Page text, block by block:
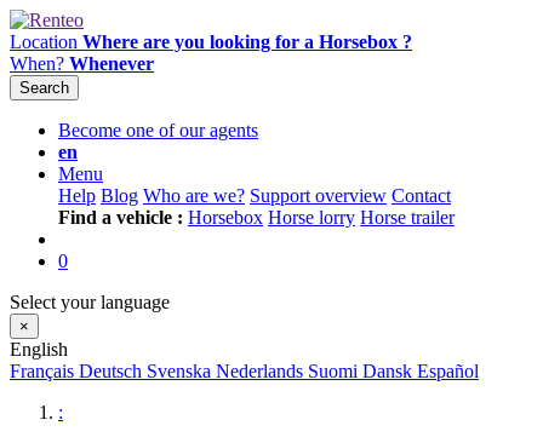
Location Where are you looking for a Horsebox ?
When? Whenever
Search
Become one of our agents
en
Menu
Help Blog Who are we? Support overview Contact
Find a vehicle : Horsebox Horse lorry Horse trailer
0
Select your language
×
English
Français Deutsch Svenska Nederlands Suomi Dansk Español
: